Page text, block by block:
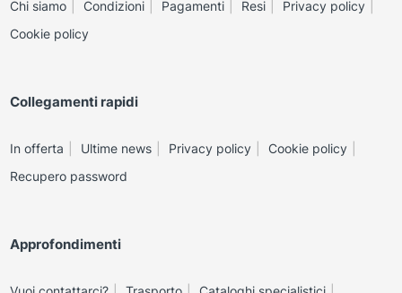
Chi siamo Condizioni Pagamenti Resi
Privacy policy
Cookie policy
Collegamenti rapidi
In offerta Ultime news Privacy policy
Cookie policy
Recupero password
Approfondimenti